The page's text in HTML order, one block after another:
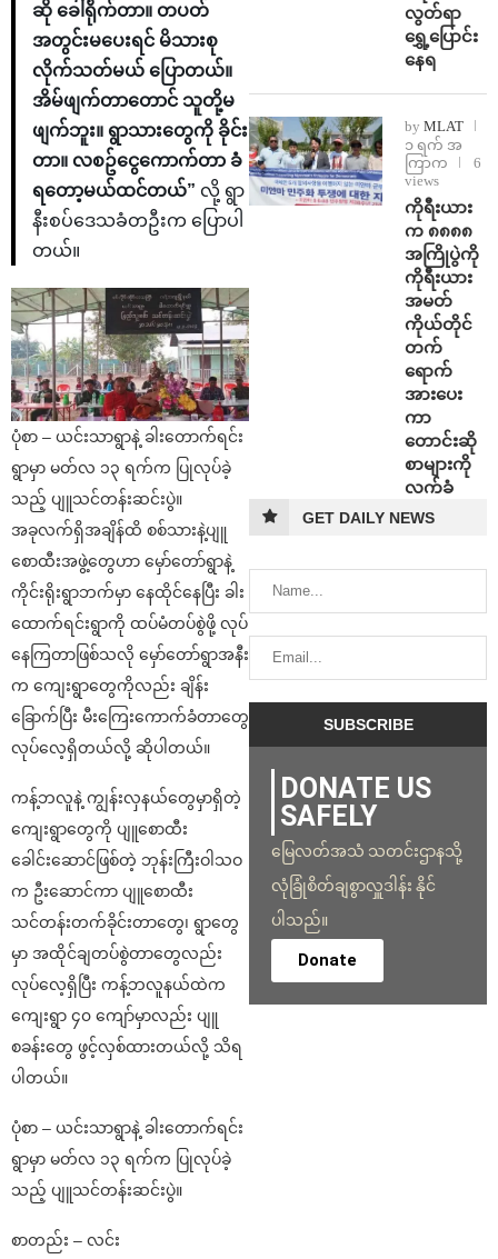
ဆို ခေါ်ရိုက်တာ။ တပတ်
အတွင်းမပေးရင် မိသားစု
လိုက်သတ်မယ် ပြောတယ်။
အိမ်ဖျက်တာတောင် သူတို့မ
ဖျက်ဘူး။ ရွာသားတွေကို ခိုင်း
တာ။ လစဥ်ငွေကောက်တာ ခံ
ရတော့မယ်ထင်တယ်” လို့ ရွာ
နီးစပ်ဒေသခံတဦးက ပြောပါ
တယ်။
ပုံစာ – ယင်းသာရွာနဲ့ ခါးတောက်ရင်း
ရွာမှာ မတ်လ ၁၃ ရက်က ပြုလုပ်ခဲ့
သည့် ပျူသင်တန်းဆင်းပွဲ။
အခုလက်ရှိအချိန်ထိ စစ်သားနဲ့ပျူ
စောထီးအဖွဲ့တွေဟာ မှော်တော်ရွာနဲ့
ကိုင်းရိုးရွာဘက်မှာ နေထိုင်နေပြီး ခါး
ထောက်ရင်းရွာကို ထပ်မံတပ်စွဲဖို့ လုပ်
နေကြတာဖြစ်သလို မှော်တော်ရွာအနီး
က ကျေးရွာတွေကိုလည်း ချိန်း
ခြောက်ပြီး မီးကြေးကောက်ခံတာတွေ
လုပ်လေ့ရှိတယ်လို့ ဆိုပါတယ်။
ကန့်ဘလူနဲ့ ကျွန်းလှနယ်တွေမှာရှိတဲ့
ကျေးရွာတွေကို ပျူစောထီး
ခေါင်းဆောင်ဖြစ်တဲ့ ဘုန်းကြီးဝါသဝ
က ဦးဆောင်ကာ ပျူစောထီး
သင်တန်းတက်ခိုင်းတာတွေ၊ ရွာတွေ
မှာ အထိုင်ချတပ်စွဲတာတွေလည်း
လုပ်လေ့ရှိပြီး ကန့်ဘလူနယ်ထဲက
ကျေးရွာ ၄၀ ကျော်မှာလည်း ပျူ
စခန်းတွေ ဖွင့်လှစ်ထားတယ်လို့ သိရ
ပါတယ်။
ပုံစာ – ယင်းသာရွာနဲ့ ခါးတောက်ရင်း
ရွာမှာ မတ်လ ၁၃ ရက်က ပြုလုပ်ခဲ့
သည့် ပျူသင်တန်းဆင်းပွဲ။
စာတည်း – လင်း
လွတ်ရာ
ရွှေ့ပြောင်း
နေရ
by MLAT
၁ ရက် အ
ကြာက
6
views
ကိုရီးယား
က ၈၈၈၈
အကြိုပွဲကို
ကိုရီးယား
အမတ်
ကိုယ်တိုင်
တက်
ရောက်
အားပေး
ကာ
တောင်းဆို
စာများကို
လက်ခံ
GET DAILY NEWS
DONATE US
SAFELY
မြေလတ်အသံ သတင်းဌာနသို့
လုံခြုံစိတ်ချစွာလှူဒါန်း နိုင်
ပါသည်။
Donate